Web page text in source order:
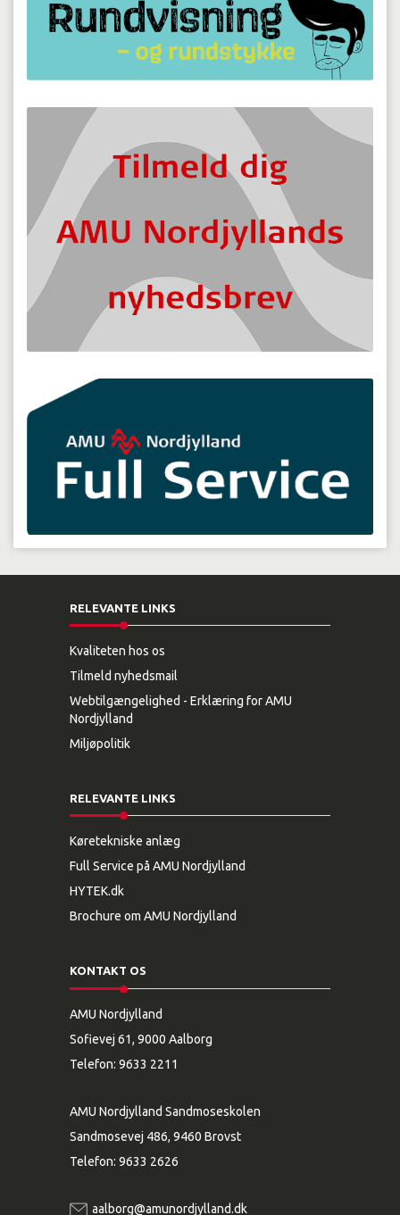
RELEVANTE LINKS
Kvaliteten hos os
Tilmeld nyhedsmail
Webtilgængelighed - Erklæring for AMU
Nordjylland
Miljøpolitik
RELEVANTE LINKS
Køretekniske anlæg
Full Service på AMU Nordjylland
HYTEK.dk
Brochure om AMU Nordjylland
KONTAKT OS
AMU Nordjylland
Sofievej 61, 9000 Aalborg
Telefon: 9633 2211
AMU Nordjylland Sandmoseskolen
Sandmosevej 486, 9460 Brovst
Telefon: 9633 2626
aalborg@amunordjylland.dk